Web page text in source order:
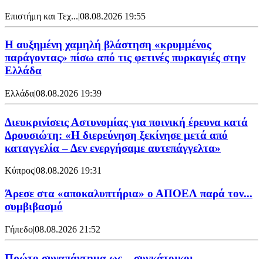
Επιστήμη και Τεχ...|08.08.2026 19:55
Η αυξημένη χαμηλή βλάστηση «κρυμμένος
παράγοντας» πίσω από τις φετινές πυρκαγιές στην
Ελλάδα
Ελλάδα|08.08.2026 19:39
Διευκρινίσεις Αστυνομίας για ποινική έρευνα κατά
Δρουσιώτη: «Η διερεύνηση ξεκίνησε μετά από
καταγγελία – Δεν ενεργήσαμε αυτεπάγγελτα»
Κύπρος|08.08.2026 19:31
Άρεσε στα «αποκαλυπτήρια» ο ΑΠΟΕΛ παρά τον...
συμβιβασμό
Γήπεδο|08.08.2026 21:52